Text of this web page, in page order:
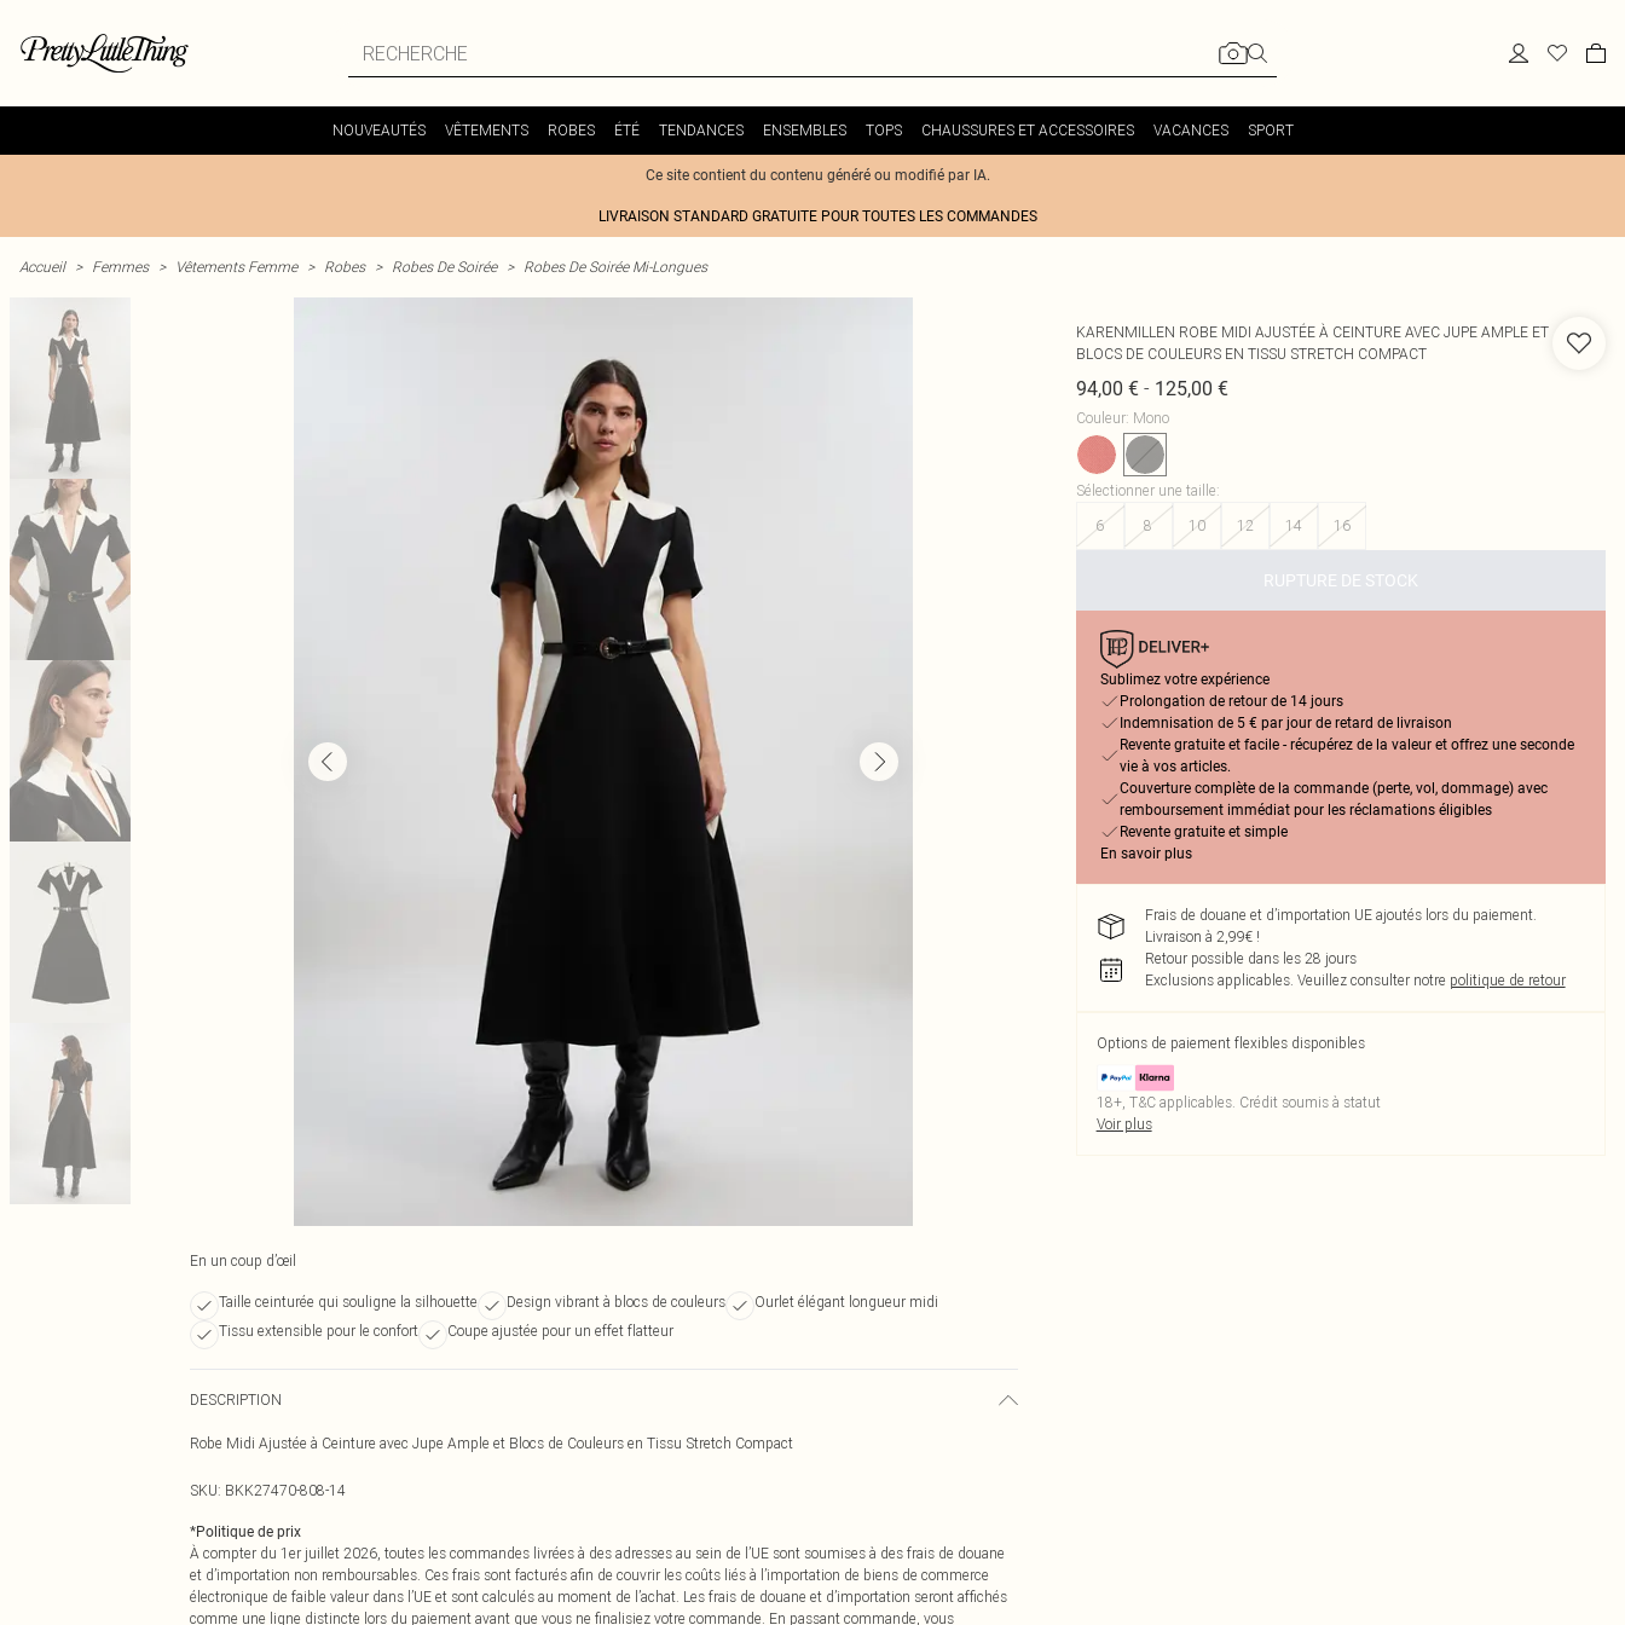
NOUVEAUTÉS VÊTEMENTS ROBES ÉTÉ TENDANCES ENSEMBLES TOPS CHAUSSURES ET ACCESSOIRES VACANCES SPORT
Ce site contient du contenu généré ou modifié par IA.
LIVRAISON STANDARD GRATUITE POUR TOUTES LES COMMANDES
Accueil > Femmes > Vêtements Femme > Robes > Robes De Soirée > Robes De Soirée Mi-Longues
En un coup d’œil
Taille ceinturée qui souligne la silhouette Design vibrant à blocs de couleurs
Ourlet élégant longueur midi
Tissu extensible pour le confort
Coupe ajustée pour un effet flatteur
DESCRIPTION
Robe Midi Ajustée à Ceinture avec Jupe Ample et Blocs de Couleurs en Tissu Stretch Compact
SKU: BKK27470-808-14
*Politique de prix
À compter du 1er juillet 2026, toutes les commandes livrées à des adresses au sein de l’UE sont soumises à des frais de douane
et d’importation non remboursables. Ces frais sont facturés afin de couvrir les coûts liés à l’importation de biens de commerce
électronique de faible valeur dans l’UE et sont calculés au moment de l’achat. Les frais de douane et d’importation seront affichés
comme une ligne distincte lors du paiement avant que vous ne finalisiez votre commande. En passant commande, vous
KARENMILLEN ROBE MIDI AJUSTÉE À CEINTURE AVEC JUPE AMPLE ET
BLOCS DE COULEURS EN TISSU STRETCH COMPACT
94,00 €- 125,00 €
Couleur: Mono
Sélectionner une taille:
6
8 10 12 14 16
RUPTURE DE STOCK
Sublimez votre expérience
Prolongation de retour de 14 jours
Indemnisation de 5 € par jour de retard de livraison
Revente gratuite et facile - récupérez de la valeur et offrez une seconde
vie à vos articles.
Couverture complète de la commande (perte, vol, dommage) avec
remboursement immédiat pour les réclamations éligibles
Revente gratuite et simple
En savoir plus
Frais de douane et d’importation UE ajoutés lors du paiement.
Livraison à 2,99€ !
Retour possible dans les 28 jours
Exclusions applicables. Veuillez consulter notre politique de retour
Options de paiement flexibles disponibles
18+, T&C applicables. Crédit soumis à statut
Voir plus